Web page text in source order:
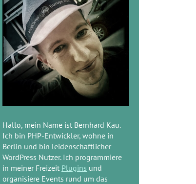
Hallo, mein Name ist Bernhard Kau.
Ich bin PHP-Entwickler, wohne in
Berlin und bin leidenschaftlicher
WordPress Nutzer. Ich programmiere
in meiner Freizeit Plugins und
organisiere Events rund um das